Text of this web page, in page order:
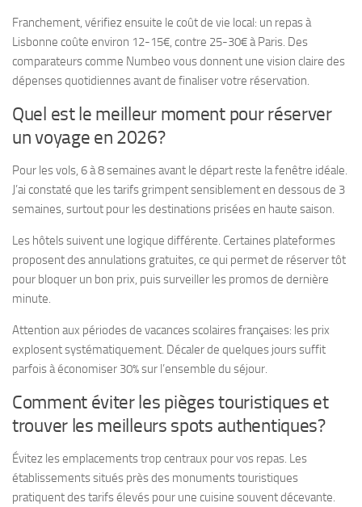
Franchement, vérifiez ensuite le coût de vie local: un repas à
Lisbonne coûte environ 12-15€, contre 25-30€ à Paris. Des
comparateurs comme Numbeo vous donnent une vision claire des
dépenses quotidiennes avant de finaliser votre réservation.
Quel est le meilleur moment pour réserver
un voyage en 2026?
Pour les vols, 6 à 8 semaines avant le départ reste la fenêtre idéale.
J’ai constaté que les tarifs grimpent sensiblement en dessous de 3
semaines, surtout pour les destinations prisées en haute saison.
Les hôtels suivent une logique différente. Certaines plateformes
proposent des annulations gratuites, ce qui permet de réserver tôt
pour bloquer un bon prix, puis surveiller les promos de dernière
minute.
Attention aux périodes de vacances scolaires françaises: les prix
explosent systématiquement. Décaler de quelques jours suffit
parfois à économiser 30% sur l’ensemble du séjour.
Comment éviter les pièges touristiques et
trouver les meilleurs spots authentiques?
Évitez les emplacements trop centraux pour vos repas. Les
établissements situés près des monuments touristiques
pratiquent des tarifs élevés pour une cuisine souvent décevante.